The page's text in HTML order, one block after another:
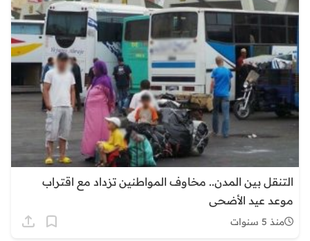
التنقل بين المدن.. مخاوف المواطنين تزداد مع اقتراب
موعد عيد الأضحى
منذ 5 سنوات